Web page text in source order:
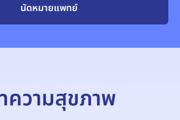
นัดหมายแพทย์
ความสุขภาพ